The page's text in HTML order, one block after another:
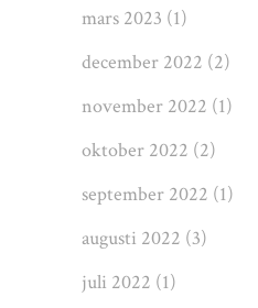
mars 2023 (1)
december 2022 (2)
november 2022 (1)
oktober 2022 (2)
september 2022 (1)
augusti 2022 (3)
juli 2022 (1)